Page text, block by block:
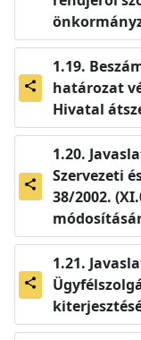
share
határozat
Hivatal
share
Szervezeti
38/2002.
share